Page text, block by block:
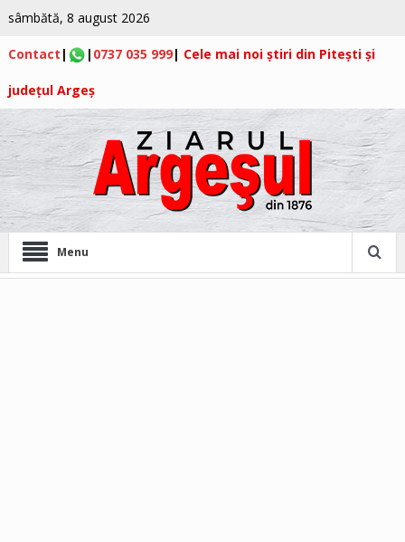
sâmbătă, 8 august 2026
Contact | | 0737 035 999| Cele mai noi știri din Pitești și
județul Argeș
Menu